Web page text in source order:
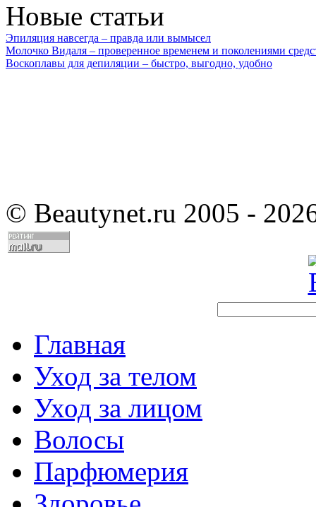
Новые статьи
Эпиляция навсегда – правда или вымысел
Молочко Видаля – проверенное временем и поколениями
Воскоплавы для депиляции – быстро, выгодно, удобно
© Beautynet.ru 2005 -
Главная
Уход за телом
Уход за лицом
Волосы
Парфюмерия